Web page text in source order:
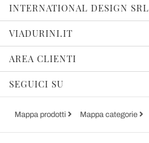
INTERNATIONAL DESIGN SRL
VIADURINI.IT
AREA CLIENTI
SEGUICI SU
Mappa prodotti Mappa categorie